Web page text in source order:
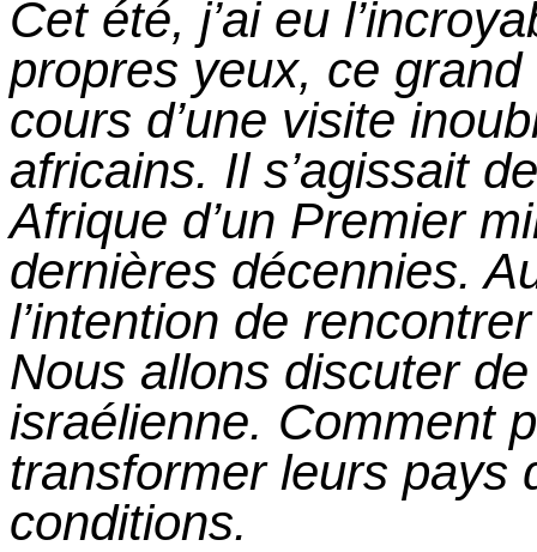
Cetété, j’ai eu
propres yeux, ce grand
cours d’une visite
africains. Ils’agissait
Afrique d’un Premier
dernières décennies.
l’intention de
Nous allons discuter
israélienne. Comment
transformer leurs pays
conditions.